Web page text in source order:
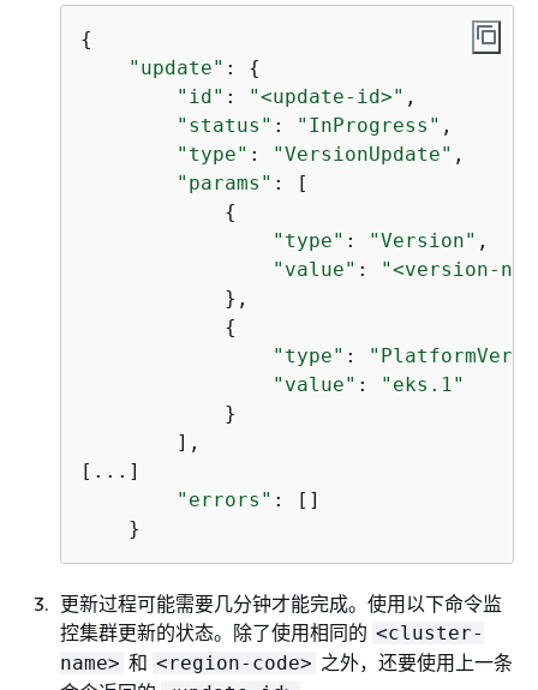
{
"update" : {
"id" : "<update-id>" ,
"status" : "InProgress" ,
"type" : "VersionUpdate" ,
"params" : [
{
"type" : "Version" ,
"value" :
"<version-
            },
{
"type" :
"value" :
"eks.1"
            }
        ],
[...]
"errors" : []
    }
更新过程可能需要几分钟才能完成。使用以下命令监
控集群更新的状态。除了使用相同的 <cluster-
name> 和 <region-code> 之外，还要使用上一条